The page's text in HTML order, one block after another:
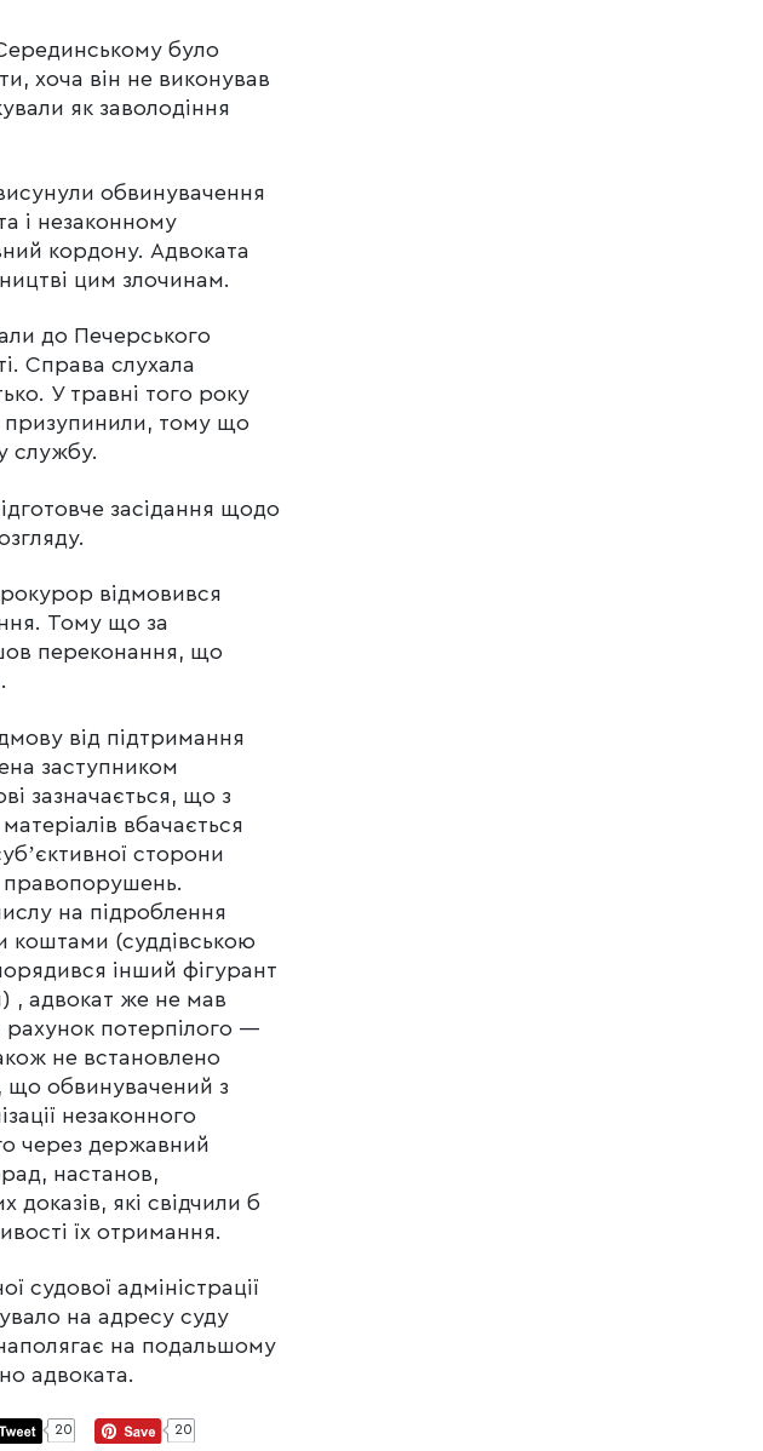
було
хоча він не виконував
як заволодіння
обвинувачення
і незаконному
кордону. Адвоката
цим злочинам.
до Печерського
Справа слухала
У травні того року
тому що
службу.
засідання щодо
відмовився
Тому що за
переконання, що
від підтримання
заступником
зазначається, що з
вбачається
сторони
правопорушень.
на підроблення
коштами (суддівською
інший фігурант
, адвокат же не мав
рахунок потерпілого —
не встановлено
що обвинувачений з
незаконного
через державний
настанов,
які свідчили б
їх отримання.
судової адміністрації
на адресу суду
на подальшому
адвоката.
20 20